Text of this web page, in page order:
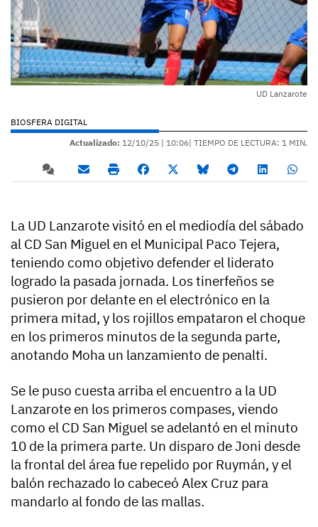
UD Lanzarote
BIOSFERA DIGITAL
Actualizado: 12/10/25 | 10:06| TIEMPO DE LECTURA: 1 MIN.
La UD Lanzarote visitó en el mediodía del sábado
al CD San Miguel en el Municipal Paco Tejera,
teniendo como objetivo defender el liderato
logrado la pasada jornada. Los tinerfeños se
pusieron por delante en el electrónico en la
primera mitad, y los rojillos empataron el choque
en los primeros minutos de la segunda parte,
anotando Moha un lanzamiento de penalti.
Se le puso cuesta arriba el encuentro a la UD
Lanzarote en los primeros compases, viendo
como el CD San Miguel se adelantó en el minuto
10 de la primera parte. Un disparo de Joni desde
la frontal del área fue repelido por Ruymán, y el
balón rechazado lo cabeceó Alex Cruz para
mandarlo al fondo de las mallas.